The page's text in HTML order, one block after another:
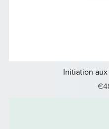
Initiation